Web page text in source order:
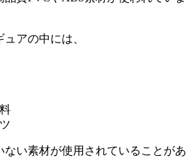
アの中には、
ない素材が使用されていることがあ